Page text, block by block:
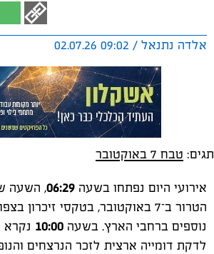
אלדה נתנאל / 09:02 02.07.26
תגים: טבח 7 באוקטובר
אירועי היום נפתחו בשעה 06:29, השעה
הטרור ב־7 באוקטובר, בטקסי זיכרון
נוספים ברחבי הארץ. בשעה 10:00 נקרא
לדקת דומייה ארצית לזכר הנרצחים